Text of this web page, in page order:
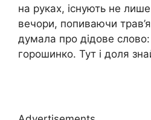
на руках, існують не
вечори, попиваючи
думала про дідове слово:
горошинко. Тут і доля